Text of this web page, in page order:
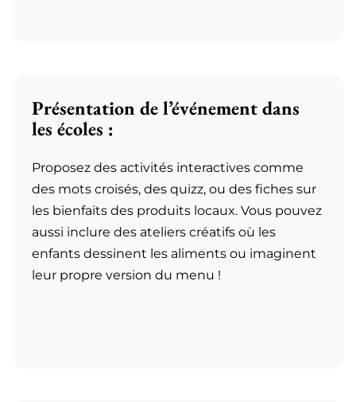
Présentation de l’événement dans
les écoles :
Proposez des activités interactives comme
des mots croisés, des quizz, ou des fiches sur
les bienfaits des produits locaux. Vous pouvez
aussi inclure des ateliers créatifs où les
enfants dessinent les aliments ou imaginent
leur propre version du menu !